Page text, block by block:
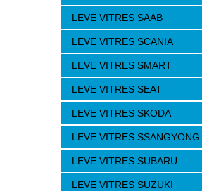
LEVE VITRES SAAB
LEVE VITRES SCANIA
LEVE VITRES SMART
LEVE VITRES SEAT
LEVE VITRES SKODA
LEVE VITRES SSANGYONG
LEVE VITRES SUBARU
LEVE VITRES SUZUKI